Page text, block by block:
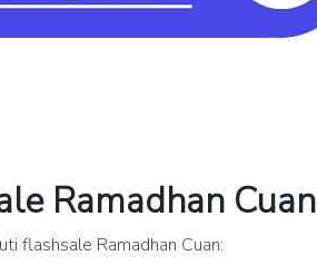
Ramadhan Cuan
flashsale Ramadhan Cuan: